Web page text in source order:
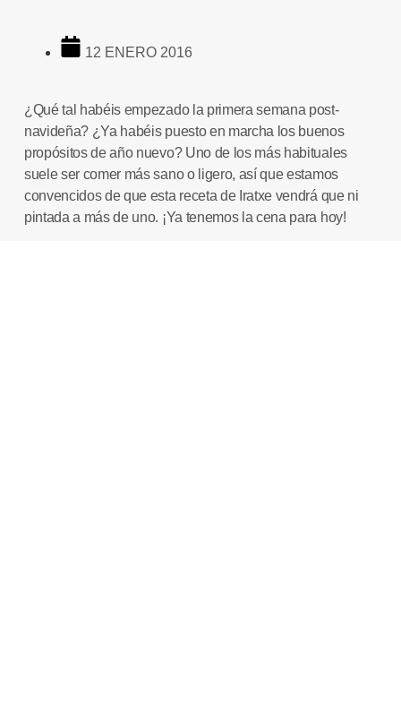
12 ENERO 2016
¿Qué tal habéis empezado la primera semana post-
navideña? ¿Ya habéis puesto en marcha los buenos
propósitos de año nuevo? Uno de los más habituales
suele ser comer más sano o ligero, así que estamos
convencidos de que esta receta de Iratxe vendrá que ni
pintada a más de uno. ¡Ya tenemos la cena para hoy!